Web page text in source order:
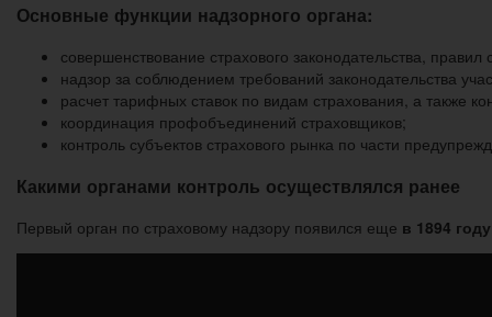
Основные функции надзорного органа:
совершенствование страхового законодательства,
надзор за соблюдением требований законодательства
расчет тарифных ставок по видам страхования, а также
координация профобъединений страховщиков;
контроль субъектов страхового рынка по части
Какими органами контроль осуществлялся ранее
Первый орган по страховому надзору появился еще в 1894 году